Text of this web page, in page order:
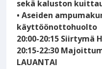
sekä kaluston
• Aseiden
käyttöönottohuolto
20:00-20:15 Siirtymä
20:15-22:30
LAUANTAI